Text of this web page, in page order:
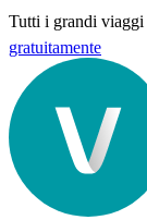
Tutti i grandi viaggi
gratuitamente